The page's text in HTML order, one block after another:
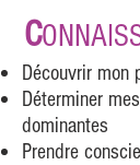
Découvrir mon
Déterminer
dominantes
Prendre
C